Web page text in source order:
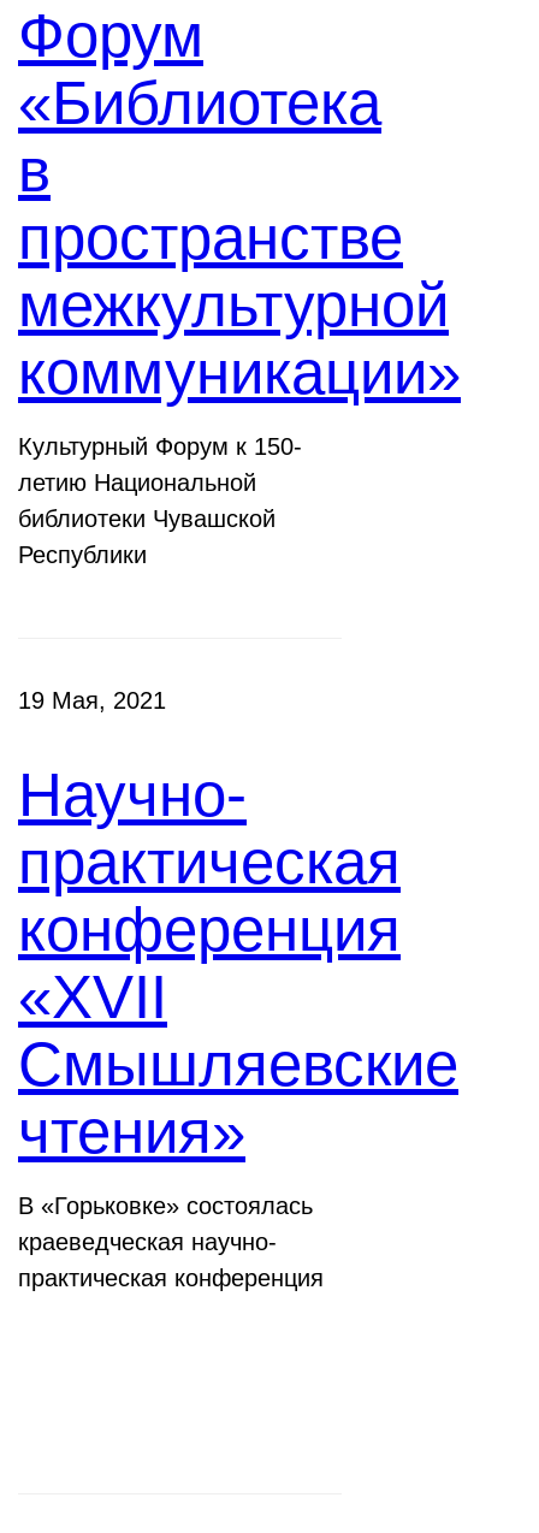
Форум
«Библиотека
в
пространстве
межкультурной
коммуникации»
Культурный Форум к 150-
летию Национальной
библиотеки Чувашской
Республики
19 Мая, 2021
Научно-
практическая
конференция
«XVII
Смышляевские
чтения»
В «Горьковке» состоялась
краеведческая научно-
практическая конференция